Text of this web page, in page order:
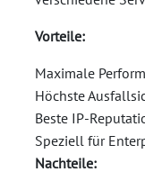
Vorteile:
Maximale
Höchste
Beste IP-
Speziell für
Nachteile: